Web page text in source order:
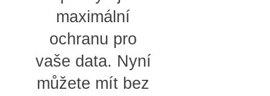
maximální
ochranu pro
vaše data. Nyní
můžete mít bez